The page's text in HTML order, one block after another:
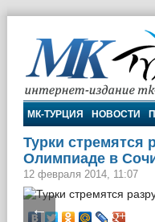
МК-Турция
МК-ТУРЦИЯ НОВОСТИ
Турки стремятся
Олимпиаде в
12 февраля 2014, 11:07
←